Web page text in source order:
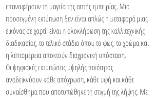
επαναφέρουν τη μαγεία της απτής εμπειρίας. Μια
προσεγμένη εκτύπωση δεν είναι απλώς η μεταφορά μιας
εικόνας σε χαρτί· είναι η ολοκλήρωση της καλλιτεχνικής
διαδικασίας, το τελικό στάδιο όπου το φως, το χρώμα και
η λεπτομέρεια αποκτούν διαχρονική υπόσταση.
Οι ψηφιακές εκτυπώσεις υψηλής ποιότητας
αναδεικνύουν κάθε απόχρωση, κάθε υφή και κάθε
συναίσθημα που αποτυπώθηκε τη στιγμή της λήψης. Με